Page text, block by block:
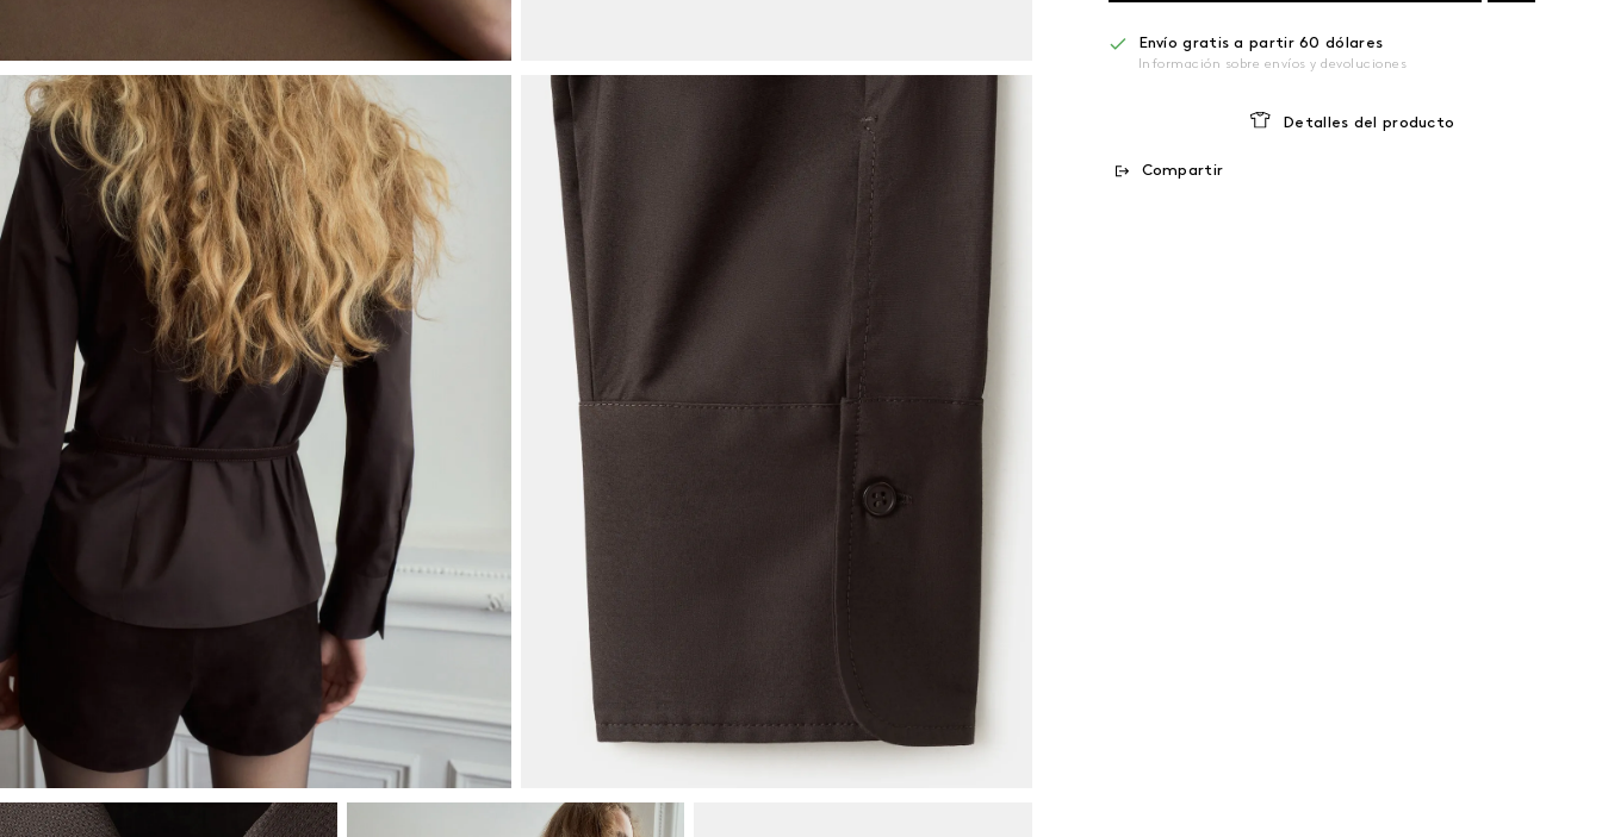
Envío gratis a partir 60 dólares
Información sobre envíos y devoluciones
Detalles del producto
Compartir